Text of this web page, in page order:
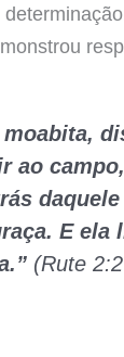
moabita,
ao
E ela
(Rute